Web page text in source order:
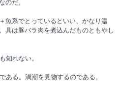
のだ。
魚系でとっているといい、かなり濃
具は豚バラ肉を煮込んだものともやし
知れない。
ある。渦潮を見物するのである。